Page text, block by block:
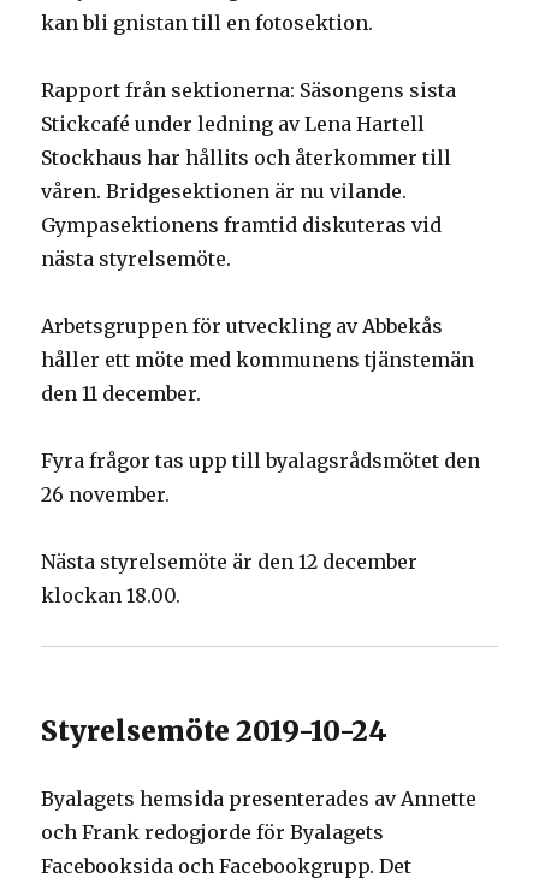
kan bli gnistan till en fotosektion.
Rapport från sektionerna: Säsongens sista
Stickcafé under ledning av Lena Hartell
Stockhaus har hållits och återkommer till
våren. Bridgesektionen är nu vilande.
Gympasektionens framtid diskuteras vid
nästa styrelsemöte.
Arbetsgruppen för utveckling av Abbekås
håller ett möte med kommunens tjänstemän
den 11 december.
Fyra frågor tas upp till byalagsrådsmötet den
26 november.
Nästa styrelsemöte är den 12 december
klockan 18.00.
Styrelsemöte 2019-10-24
Byalagets hemsida presenterades av Annette
och Frank redogjorde för Byalagets
Facebooksida och Facebookgrupp. Det